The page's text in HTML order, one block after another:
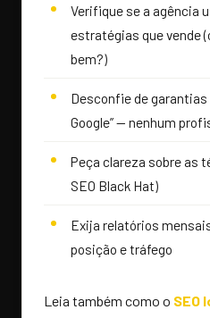
Verifique se a agência
estratégias que vende
bem?)
Desconfie de garantias
Google” — nenhum
Peça clareza sobre as
SEO Black Hat)
Exija relatórios
posição e tráfego
Leia também como o SEO